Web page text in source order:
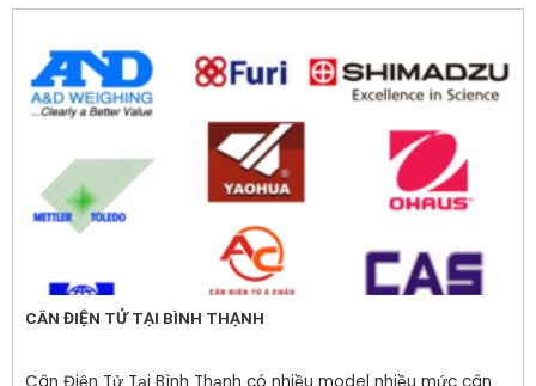
CÂN ĐIỆN TỬ TẠI BÌNH THẠNH